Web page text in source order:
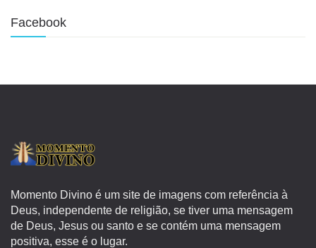
Facebook
Momento Divino é um site de imagens com referência à
Deus, independente de religião, se tiver uma mensagem
de Deus, Jesus ou santo e se contém uma mensagem
positiva, esse é o lugar.